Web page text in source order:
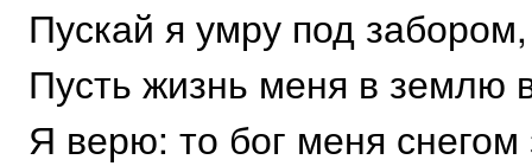
Пускай я умру под
Пусть жизнь меня в землю
Я верю: то бог меня снегом